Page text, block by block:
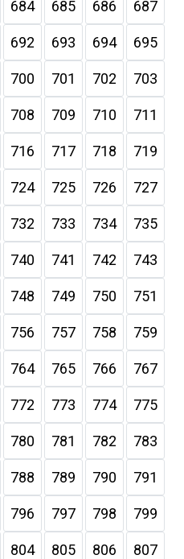
684 685 686 687
692 693 694 695
700 701 702 703
708 709 710 711
716 717 718 719
724 725 726 727
732 733 734 735
740 741 742 743
748 749 750 751
756 757 758 759
764 765 766 767
772 773 774 775
780 781 782 783
788 789 790 791
796 797 798 799
804 805 806 807